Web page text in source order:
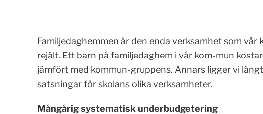
Familjedaghemmen är den enda verksamhet som vår
rejält. Ett barn på familjedaghem i vår kom-mun
jämfört med kommun-gruppens. Annars ligger vi
satsningar för skolans olika verksamheter.
Mångårig systematisk underbudgetering